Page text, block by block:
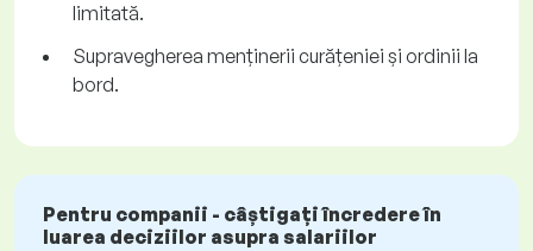
limitată.
Supravegherea menținerii curățeniei și ordinii la
bord.
Pentru companii - câștigați încredere în
luarea deciziilor asupra salariilor